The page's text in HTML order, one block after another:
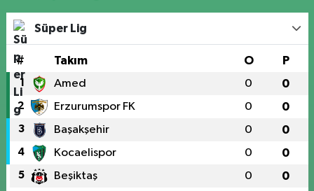
Süper Lig
# Takım O P
1 Amed 0 0
2 Erzurumspor FK 0 0
3 Başakşehir 0 0
4 Kocaelispor 0 0
5 Beşiktaş 0 0